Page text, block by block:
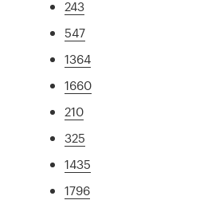
243
547
1364
1660
210
325
1435
1796